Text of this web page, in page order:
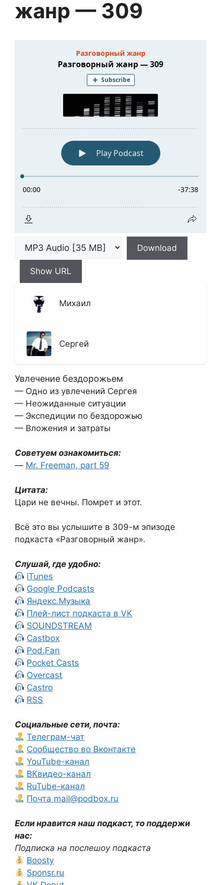
жанр — 309
Download
Show URL
Михаил
Сергей
Увлечение бездорожьем
— Одно из увлечений Сергея
— Неожиданные ситуации
— Экспедиции по бездорожью
— Вложения и затраты
Советуем ознакомиться:
— Mr. Freeman, part 59
Цитата:
Цари не вечны. Помрет и этот.
Всё это вы услышите в 309-м эпизоде
подкаста «Разговорный жанр».
Слушай, где удобно:
iTunes
Google Podcasts
Яндекс.Музыка
Плей-лист подкаста в VK
SOUNDSTREAM
Castbox
Pod.Fan
Pocket Casts
Overcast
Castro
RSS
Социальные сети, почта:
Телеграм-чат
Сообщество во Вконтакте
YouTube-канал
ВКвидео-канал
RuTube-канал
Почта mail@podbox.ru
Если нравится наш подкаст, то поддержи
нас:
Подписка на послешоу подкаста
Boosty
Sponsr.ru